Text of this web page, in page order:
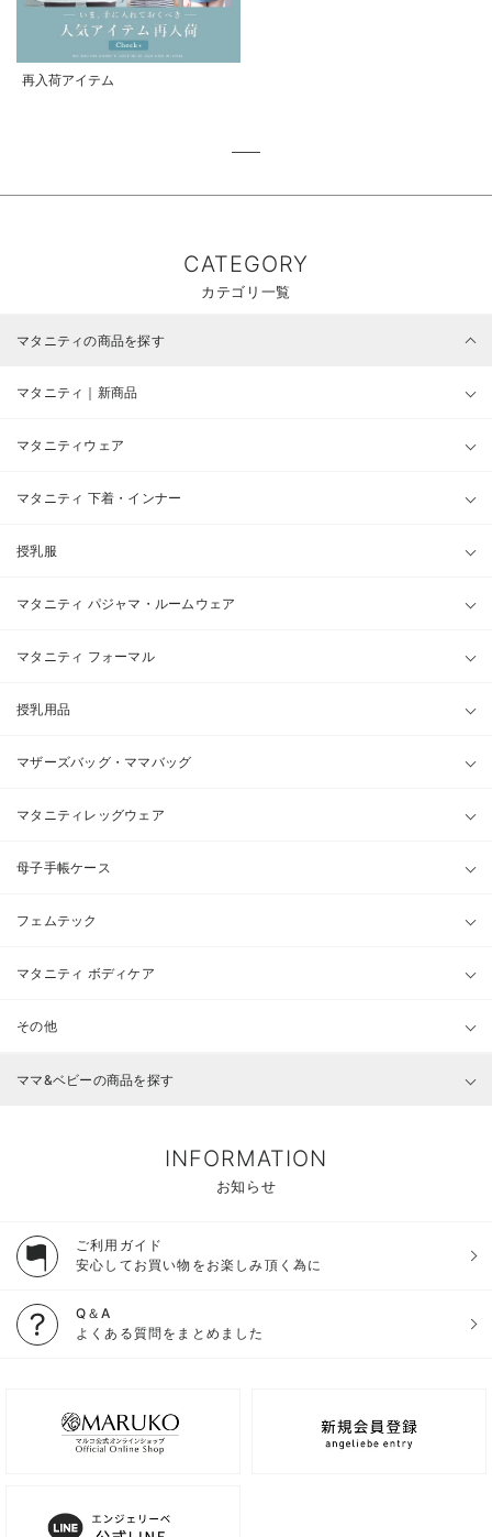
再入荷アイテム
CATEGORY
カテゴリ一覧
マタニティの商品を探す
マタニティ｜新商品
マタニティウェア
マタニティ 下着・インナー
授乳服
マタニティ パジャマ・ルームウェア
マタニティ フォーマル
授乳用品
マザーズバッグ・ママバッグ
マタニティレッグウェア
母子手帳ケース
フェムテック
マタニティ ボディケア
その他
ママ&ベビーの商品を探す
INFORMATION
お知らせ
ご利用ガイド
安心してお買い物をお楽しみ頂く為に
Q＆A
よくある質問をまとめました